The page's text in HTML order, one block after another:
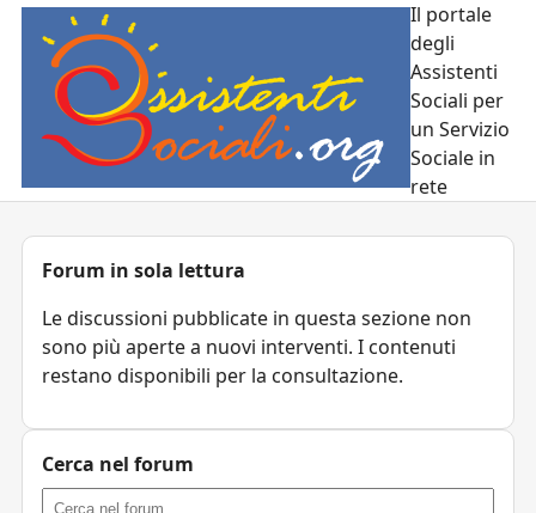
Il portale
degli
Assistenti
Sociali per
un Servizio
Sociale in
rete
Forum in sola lettura
Le discussioni pubblicate in questa sezione non
sono più aperte a nuovi interventi. I contenuti
restano disponibili per la consultazione.
Cerca nel forum